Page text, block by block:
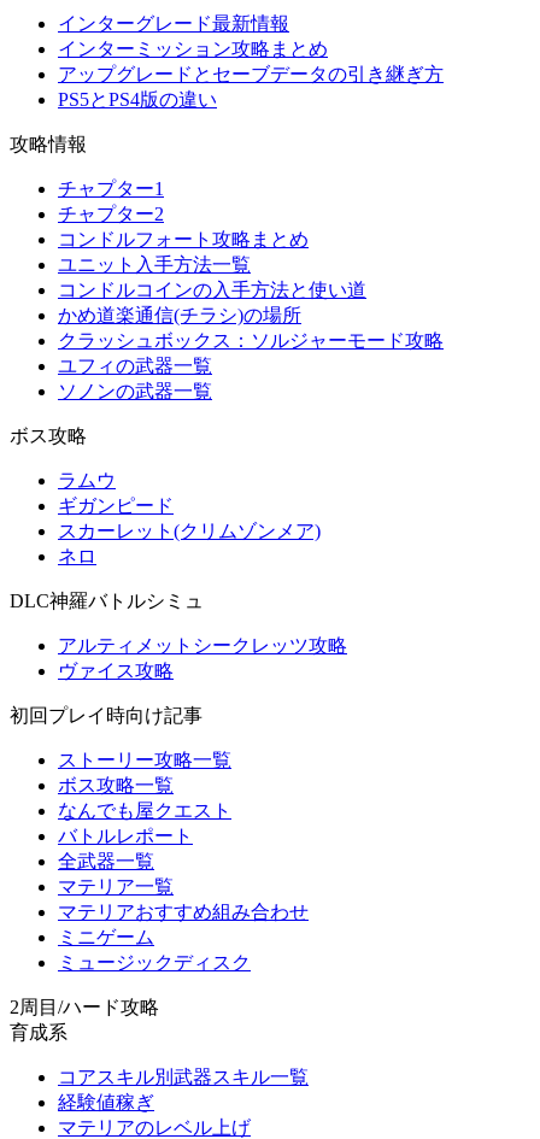
インターグレード最新情報
インターミッション攻略まとめ
アップグレードとセーブデータの引き継ぎ方
PS5とPS4版の違い
攻略情報
チャプター1
チャプター2
コンドルフォート攻略まとめ
ユニット入手方法一覧
コンドルコインの入手方法と使い道
かめ道楽通信(チラシ)の場所
クラッシュボックス：ソルジャーモード攻略
ユフィの武器一覧
ソノンの武器一覧
ボス攻略
ラムウ
ギガンピード
スカーレット(クリムゾンメア)
ネロ
DLC神羅バトルシミュ
アルティメットシークレッツ攻略
ヴァイス攻略
初回プレイ時向け記事
ストーリー攻略一覧
ボス攻略一覧
なんでも屋クエスト
バトルレポート
全武器一覧
マテリア一覧
マテリアおすすめ組み合わせ
ミニゲーム
ミュージックディスク
2周目/ハード攻略
育成系
コアスキル別武器スキル一覧
経験値稼ぎ
マテリアのレベル上げ